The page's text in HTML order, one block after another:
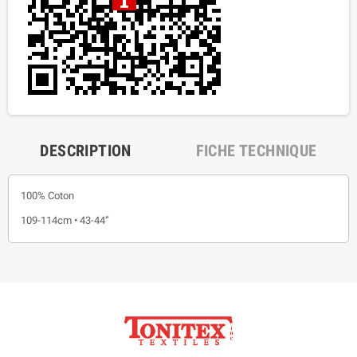
DESCRIPTION FICHE TECHNIQUE
100% Coton
109-114cm • 43-44”